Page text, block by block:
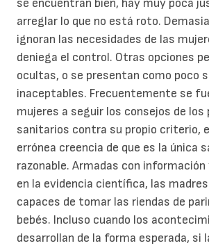
se encuentran bien, hay muy poca
arreglar lo que no está roto.
ignoran las necesidades de las
deniega el control. Otras opciones
ocultas, o se presentan como poco
inaceptables. Frecuentemente se
mujeres a seguir los consejos de los
sanitarios contra su propio criterio,
errónea creencia de que es la única
razonable. Armadas con información
en la evidencia científica, las madres
capaces de tomar las riendas de
bebés. Incluso cuando los
desarrollan de la forma esperada, si